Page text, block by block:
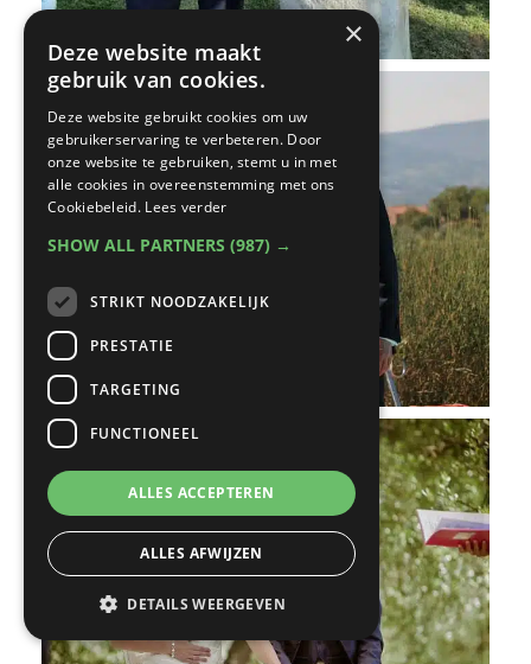
×
Deze website maakt
gebruik van cookies.
Deze website gebruikt cookies om uw
gebruikerservaring te verbeteren. Door
onze website te gebruiken, stemt u in met
alle cookies in overeenstemming met ons
Cookiebeleid. Lees verder
SHOW ALL PARTNERS (987) →
STRIKT NOODZAKELIJK
PRESTATIE
TARGETING
FUNCTIONEEL
ALLES ACCEPTEREN
ALLES AFWIJZEN
DETAILS WEERGEVEN